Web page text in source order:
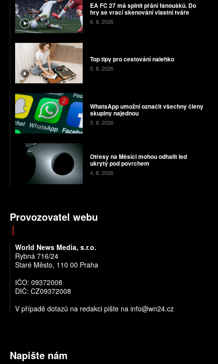
EA FC 27 má splnit přání fanoušků. Do
hry se vrací skenování vlastní tváře
6. 8. 2026
Top tipy pro cestování nalehko
5. 8. 2026
WhatsApp umožní označit všechny členy
skupiny najednou
5. 8. 2026
Otřesy na Měsíci mohou odhalit led
ukrytý pod povrchem
4. 8. 2026
Provozovatel webu
World News Media, s.r.o.
Rybná 716/24
Staré Město, 110 00 Praha
IČO: 09372008
DIČ: CZ09372008
V případě dotazů na redakci pište na info@wn24.cz
Napište nám